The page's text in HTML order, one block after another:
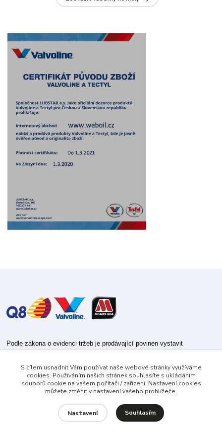
Podle zákona o evidenci tržeb je prodávající povinen vystavit
Zároveň je povinen zaevidovat přijatou tržbu u správce daně online; v
případě technického výpadku pak nejpozději do 48 hodin.
S cílem usnadnit Vám používat naše webové stránky využíváme
cookies. Používáním našich stránek souhlasíte s ukládáním
souborů cookie na vašem počítači / zařízení. Nastavení cookies
můžete změnit v nastavení vašeho prohlížeče.
Nastavení Souhlasím